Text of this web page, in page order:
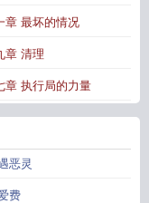
是什么意思未知入侵笔
物入侵免费观看
笆好未知入侵阅读
空间未知入侵 读吧未知入
知山洞应该怎么办未知入
未知入侵笔趣阁无
章 最坏的情况
章 清理
章 执行局的力量
恶灵
费